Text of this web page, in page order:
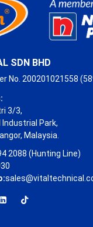
SDN BHD
No. 200201021558
3/3,
Park,
Malaysia.
2088 (Hunting Line)